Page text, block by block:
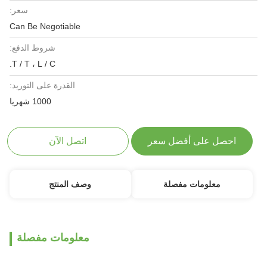
سعر:
Can Be Negotiable
شروط الدفع:
T / T ، L / C.
القدرة على التوريد:
1000 شهريا
احصل على أفضل سعر اتصل الآن
معلومات مفصلة وصف المنتج
معلومات مفصلة